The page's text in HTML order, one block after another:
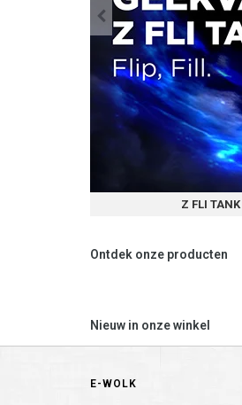
Z FLI TANK
Ontdek onze producten
Nieuw in onze winkel
E-WOLK